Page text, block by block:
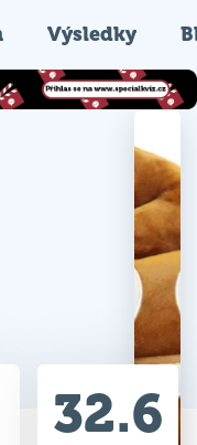
Výsledky
32.6